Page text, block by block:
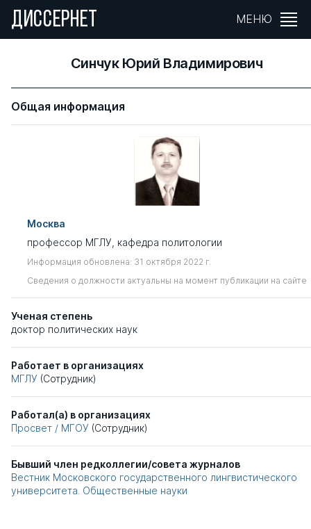
ДИССЕРНЕТ МЕНЮ
Синчук Юрий Владимирович
Общая информация
Москва
профессор МГЛУ, кафедра политологии
Информация обновлена: 31 октября 2022 г.
Сведения о должности актуальны на момент публикации на сайте
Ученая степень
доктор политических наук
Работает в организациях
МГЛУ (Сотрудник)
Работал(а) в организациях
Просвет / МГОУ (Сотрудник)
Бывший член редколлегии/совета журналов
Вестник Московского государственного лингвистического
университета. Общественные науки